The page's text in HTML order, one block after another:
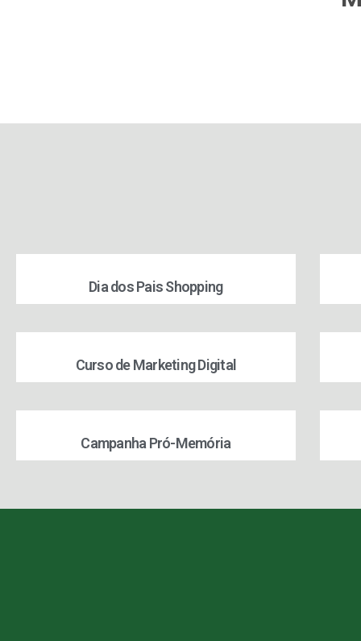
Dia dos Pais Shopping
Curso de Marketing Digital
Campanha Pró-Memória